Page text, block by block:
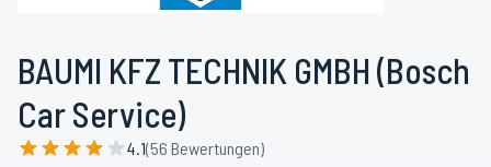
BAUMI KFZ TECHNIK GMBH (Bosch
Car Service)
4.1(56 Bewertungen)